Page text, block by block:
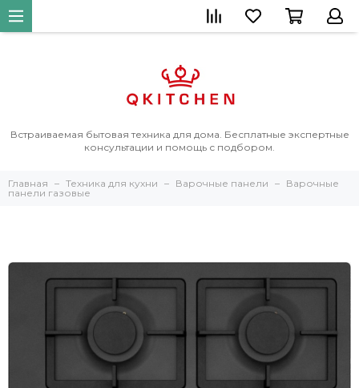
Встраиваемая бытовая техника для дома. Бесплатные экспертные
консультации и помощь с подбором.
Главная Техника для кухни Варочные панели
Варочные
панели газовые